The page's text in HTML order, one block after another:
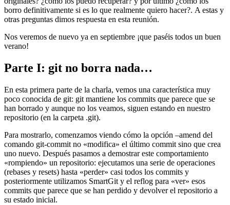
borro definitivamente si es lo que realmente quiero hacer?. A estas y
otras preguntas dimos respuesta en esta reunión.
Nos veremos de nuevo ya en septiembre ¡que paséis todos un buen
verano!
Parte I: git no borra nada…
En esta primera parte de la charla, vemos una característica muy
poco conocida de git: git mantiene los commits que parece que se
han borrado y aunque no los veamos, siguen estando en nuestro
repositorio (en la carpeta .git).
Para mostrarlo, comenzamos viendo cómo la opción –amend del
comando git-commit no «modifica» el último commit sino que crea
uno nuevo. Después pasamos a demostrar este comportamiento
«rompiendo» un repositorio: ejecutamos una serie de operaciones
(rebases y resets) hasta «perder» casi todos los commits y
posteriormente utilizamos SmartGit y el reflog para «ver» esos
commits que parece que se han perdido y devolver el repositorio a
su estado inicial.